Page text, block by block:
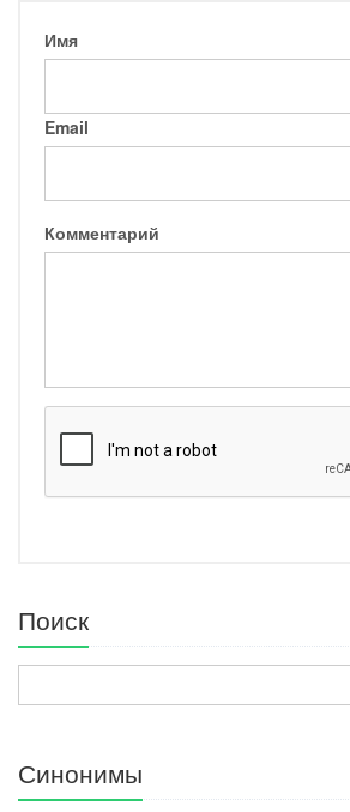
Имя
Email
Комментарий
Поиск
Синонимы